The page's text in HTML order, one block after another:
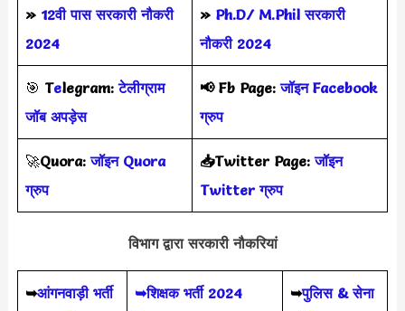
» 12वी पास सरकारी नौकरी
2024
» Ph.D/ M.Phil सरकारी
नौकरी 2024
🎯 Telegram: टेलीग्राम
जॉब अपड़ेस
📢 Fb Page:जॉइन Facebook
ग्रुप
🚀Quora:जॉइन Quora
ग्रुप
📥Twitter Page:जॉइन
Twitter ग्रुप
विभाग द्वारा सरकारी नौकरियां
➥आंगनवाड़ी भर्ती
➥शिक्षक भर्ती 2024
➥पुलिस & सेना